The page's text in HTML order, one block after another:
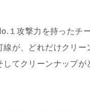
１攻撃力を持ったチ
線が、どれだけクリー
してクリーンナップが